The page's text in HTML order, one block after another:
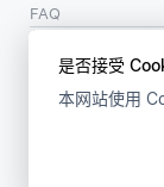
是否接受
本网站使用
FAQ
使用条款
LF AI、LF AI &
Foundation 所有商标
版权所有 ©2026 上